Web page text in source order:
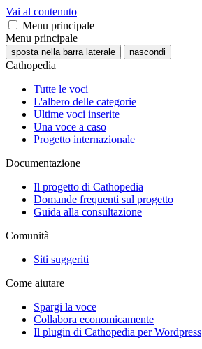
Vai al contenuto
Menu principale
Menu principale
sposta nella barra laterale nascondi
Cathopedia
Tutte le voci
L'albero delle categorie
Ultime voci inserite
Una voce a caso
Progetto internazionale
Documentazione
Il progetto di Cathopedia
Domande frequenti sul progetto
Guida alla consultazione
Comunità
Siti suggeriti
Come aiutare
Spargi la voce
Collabora economicamente
Il plugin di Cathopedia per Wordpress